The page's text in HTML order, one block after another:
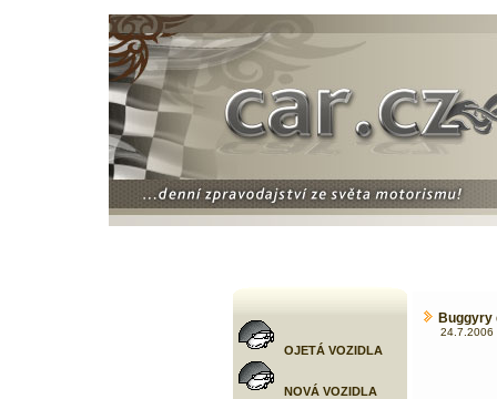
OJETÁ VOZIDLA
NOVÁ VOZIDLA
Buggyry
24.7.2006